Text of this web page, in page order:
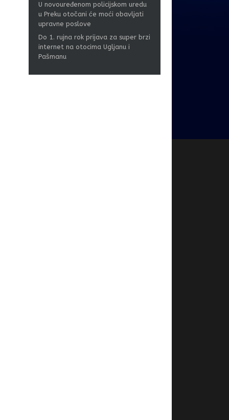
U novouređenom policijskom uredu
u Preku otočani će moći obavljati
upravne poslove
Do 1. rujna rok prijava za super brzi
internet na otocima Ugljanu i
Pašmanu